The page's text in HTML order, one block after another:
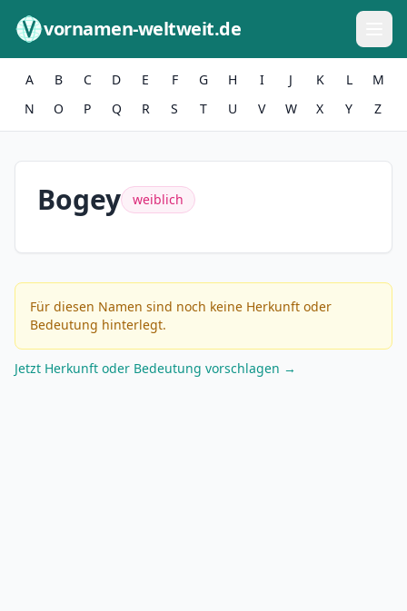
vornamen-weltweit.de
A B C D E F G H I J K L
M
N
O P Q R S T U V W X Y Z
Bogey weiblich
Für diesen Namen sind noch keine Herkunft oder
Bedeutung hinterlegt.
Jetzt Herkunft oder Bedeutung vorschlagen →